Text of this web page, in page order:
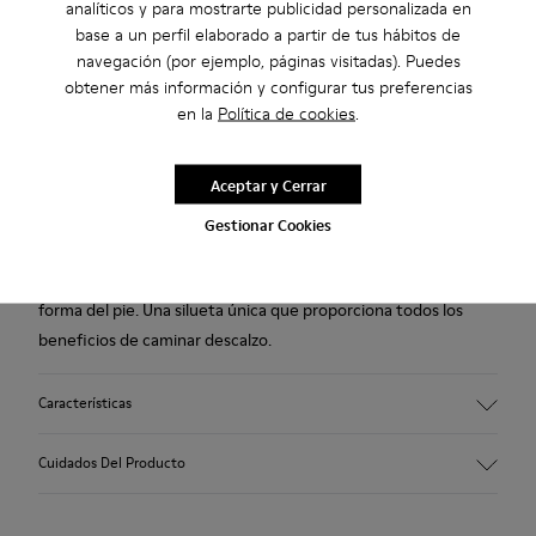
analíticos y para mostrarte publicidad personalizada en
base a un perfil elaborado a partir de tus hábitos de
navegación (por ejemplo, páginas visitadas). Puedes
obtener más información y configurar tus preferencias
en la Política de cookies.
Gestionar Cookies
Aceptar y Cerrar
2 años de garantía por defectos de fábrica.
Descripción
Zapato de piel de curtición vegetal en color beige oscuro para
mujer. Suela gris de TPU 20% reciclado.
A Little Better, Never Perfect
forma del pie. Una silueta única que proporciona todos los
beneficios de caminar descalzo.
Características
Cuidados Del Producto